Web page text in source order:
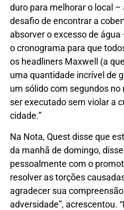
duro para melhorar o local –
desafio de encontrar a
absorver o excesso de
o cronograma para que
os headliners Maxwell (a
uma quantidade incrível de
um sólido com segundos no
ser executado sem violar a
cidade.”
Na Nota, Quest disse que
da manhã de domingo,
pessoalmente com o
resolver as torções
agradecer sua
adversidade”, acrescentou.